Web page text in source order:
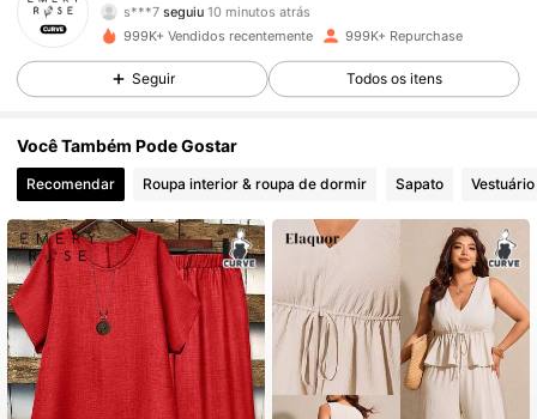
s***7seguiu 10 minutos atrás
s***3está a navegar
4,81 1M Seguidores
1M Seguidores
999K+ Vendidos recentemente 999K+ Repurchase
Seguir Todos os itens
Você Também Pode Gostar
Recomendar Roupa interior & roupa de dormir Sapato